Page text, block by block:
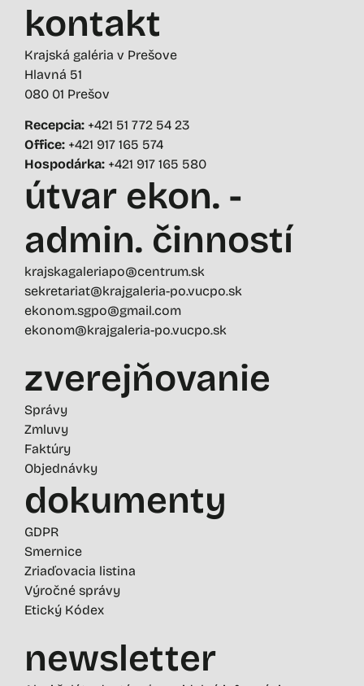
kontakt
Krajská galéria v Prešove
Hlavná 51
080 01 Prešov
Recepcia: +421 51 772 54 23
Office: +421 917 165 574
Hospodárka: +421 917 165 580
útvar ekon. -
admin. činností
krajskagaleriapo@centrum.sk
sekretariat@krajgaleria-po.vucpo.sk
ekonom.sgpo@gmail.com
ekonom@krajgaleria-po.vucpo.sk
zverejňovanie
Správy
Zmluvy
Faktúry
Objednávky
dokumenty
GDPR
Smernice
Zriaďovacia listina
Výročné správy
Etický Kódex
newsletter